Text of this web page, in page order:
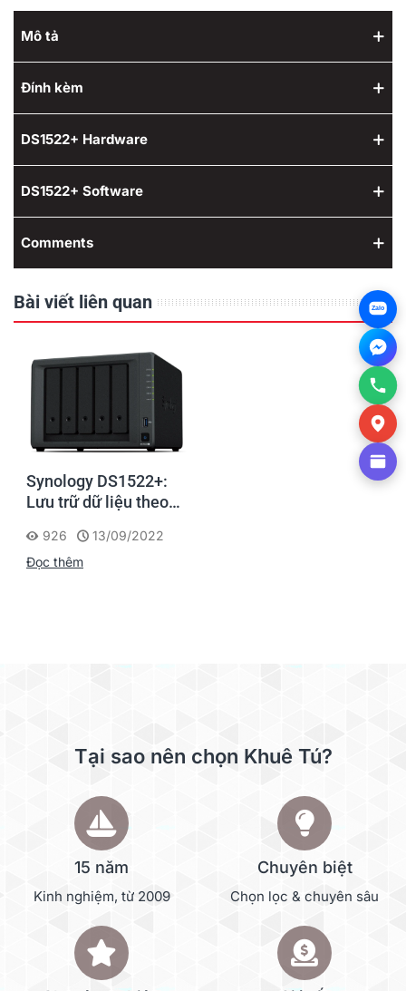
Mô tả
Đính kèm
DS1522+ Hardware
DS1522+ Software
Comments
Bài viết liên quan
Synology DS1522+:
Lưu trữ dữ liệu theo
926
13/09/2022
Đọc thêm
Tại sao nên chọn Khuê Tú?
15 năm
Kinh nghiệm, từ 2009
Chuyên biệt
Chọn lọc & chuyên sâu
Zalo